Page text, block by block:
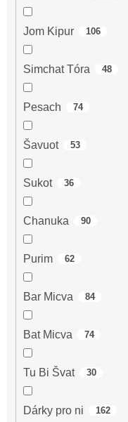
Jom Kipur 106
Simchat Tóra 48
Pesach 74
Šavuot 53
Sukot 36
Chanuka 90
Purim 62
Bar Micva 84
Bat Micva 74
Tu Bi Švat 30
Dárky pro ni 162